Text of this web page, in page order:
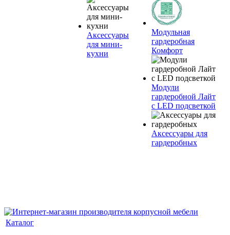
Аксессуары
для мини-
кухни
Модульная
гардеробная
Комфорт
Модули
гардеробной Лайт
с LED подсветкой
Аксессуары для
гардеробных
Каталог